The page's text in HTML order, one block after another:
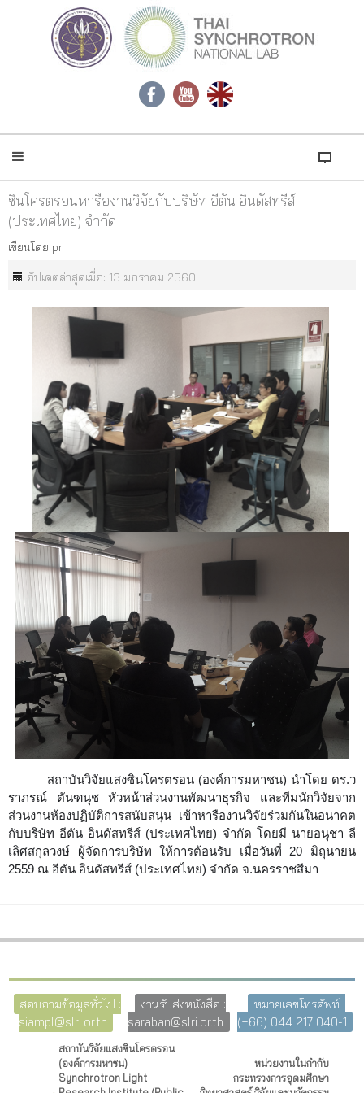
ซินโครตรอนหารืองานวิจัยกับบริษัท อีตัน อินดัสทรีส์
(ประเทศไทย) จำกัด
เขียนโดย pr
อัปเดตล่าสุดเมื่อ: 13 มกราคม 2560
สถาบันวิจัยแสงซินโครตรอน (องค์การมหาชน) นำโดย ดร.ว
ราภรณ์ ตันฑนุช หัวหน้าส่วนงานพัฒนาธุรกิจ และทีมนักวิจัยจาก
ส่วนงานห้องปฏิบัติการสนับสนุน เข้าหารืองานวิจัยร่วมกันในอนาคต
กับบริษัท อีตัน อินดัสทรีส์ (ประเทศไทย) จำกัด โดยมี นายอนุชา ลี
เลิศสกุลวงษ์ ผู้จัดการบริษัท ให้การต้อนรับ เมื่อวันที่ 20 มิถุนายน
2559 ณ อีตัน อินดัสทรีส์ (ประเทศไทย) จำกัด จ.นครราชสีมา
สอบถามข้อมูลทั่วไป :
siampl@slri.or.th
งานรับส่งหนังสือ :
saraban@slri.or.th
หมายเลขโทรศัพท์ :
(+66) 044 217 040-1
สถาบันวิจัยแสงซินโครตรอน
(องค์การมหาชน)
Synchrotron Light
หน่วยงานในกำกับ
กระทรวงการอุดมศึกษา